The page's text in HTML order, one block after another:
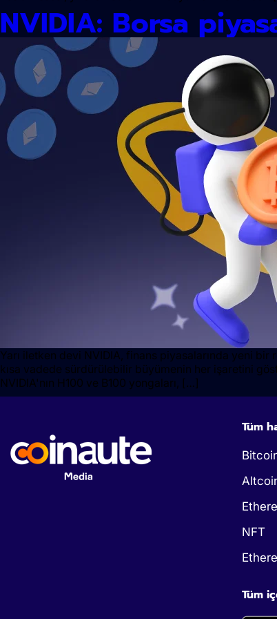
NVIDIA: Borsa
Yarı iletken devi NVIDIA, finans piyasalarında yeni
kısa vadede sürdürülebilir büyümenin her işaretini
NVIDIA'nın H100 ve B100 yongaları, […]
Tüm
NFT
Tüm